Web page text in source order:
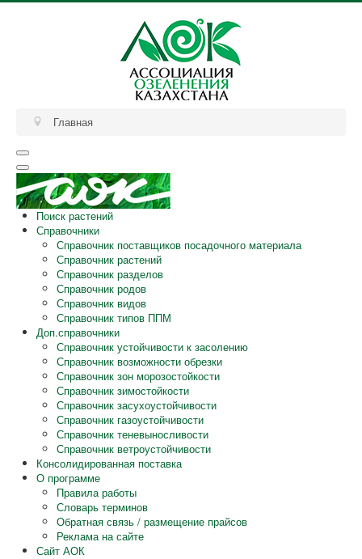
Главная
Поиск растений
Справочники
Справочник поставщиков посадочного материала
Справочник растений
Справочник разделов
Справочник родов
Справочник видов
Справочник типов ППМ
Доп.справочники
Справочник устойчивости к засолению
Справочник возможности обрезки
Справочник зон морозостойкости
Справочник зимостойкости
Справочник засухоустойчивости
Справочник газоустойчивости
Справочник теневыносливости
Справочник ветроустойчивости
Консолидированная поставка
О программе
Правила работы
Словарь терминов
Обратная связь / размещение прайсов
Реклама на сайте
Сайт АОК